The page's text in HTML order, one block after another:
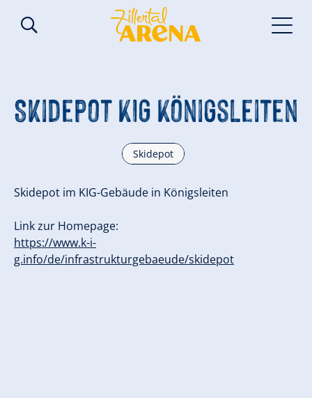
Skidepot KIG Königsleiten
Skidepot
Skidepot im KIG-Gebäude in Königsleiten
Link zur Homepage:
https://www.k-i-
g.info/de/infrastrukturgebaeude/skidepot